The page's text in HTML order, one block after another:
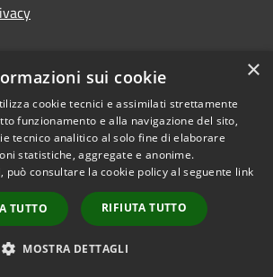
accessibilità
Copyright © 2026 • Comune di
Cermenate • Powered by
Municipium•
Accesso
redazione
×
sui cookie
cookie tecnici e assimilati strettamente
funzionamento e alla navigazione del sito,
tecnico analitico al solo fine di elaborare
statistiche, aggregate e anonime.
può consultare la cookie policy al seguente link
TUTTO RIFIUTA TUTTO
MOSTRA DETTAGLI